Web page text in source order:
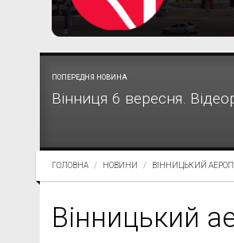
ПОПЕРЕДНЯ НОВИНА
Вінниця 6 вересня.
ГОЛОВНА НОВИНИ ВІННИЦЬКИЙ
Вінницький